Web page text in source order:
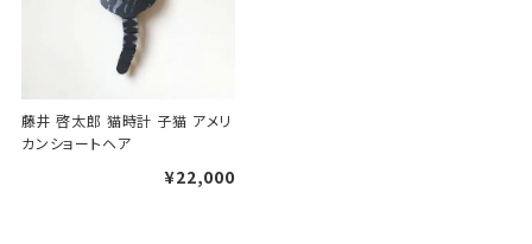
藤井 啓太郎 猫時計 子猫 アメリ
カンショートヘア
¥22,000